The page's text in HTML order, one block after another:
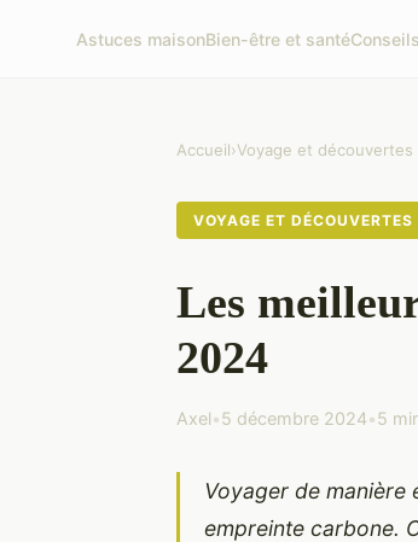
Astuces maisonBien-être et santé
Accueil›Voyage et découvertes
VOYAGE ET DÉCOUVERTES
Les
2024
Axel•5 décembre 2024•5
Voyager de manière
empreinte carbone.